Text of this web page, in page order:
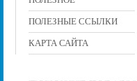
ПОЛЕЗНЫЕ ССЫЛКИ
КАРТА САЙТА